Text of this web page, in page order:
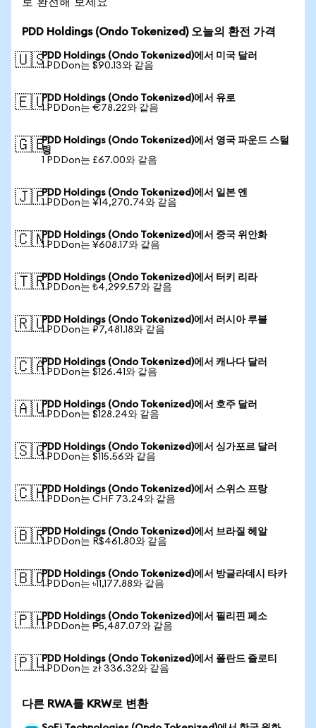
PDD Holdings (Ondo Tokenized) 오늘의 환전 가격
🇺🇸PDD Holdings (Ondo Tokenized)에서 미국 달러
1 PDDon는 $90.13와 같음
🇪🇺PDD Holdings (Ondo Tokenized)에서 유로
1 PDDon는 €78.22와 같음
🇬🇧PDD Holdings (Ondo Tokenized)에서 영국 파운드 스털
링
1 PDDon는 £67.00와 같음
🇯🇵PDD Holdings (Ondo Tokenized)에서 일본 엔
1 PDDon는 ¥14,270.74와 같음
🇨🇳PDD Holdings (Ondo Tokenized)에서 중국 위안화
1 PDDon는 ¥608.17와 같음
🇹🇷PDD Holdings (Ondo Tokenized)에서 터키 리라
1 PDDon는 ₺4,299.57와 같음
🇷🇺PDD Holdings (Ondo Tokenized)에서 러시아 루블
1 PDDon는 ₽7,481.18와 같음
🇨🇦PDD Holdings (Ondo Tokenized)에서 캐나다 달러
1 PDDon는 $126.41와 같음
🇦🇺PDD Holdings (Ondo Tokenized)에서 호주 달러
1 PDDon는 $128.24와 같음
🇸🇬PDD Holdings (Ondo Tokenized)에서 싱가포르 달러
1 PDDon는 $115.56와 같음
🇨🇭PDD Holdings (Ondo Tokenized)에서 스위스 프랑
1 PDDon는 CHF 73.24와 같음
🇧🇷PDD Holdings (Ondo Tokenized)에서 브라질 헤알
1 PDDon는 R$461.80와 같음
🇧🇩PDD Holdings (Ondo Tokenized)에서 방글라데시 타카
1 PDDon는 ৳11,177.88와 같음
🇵🇭PDD Holdings (Ondo Tokenized)에서 필리핀 페소
1 PDDon는 ₱5,487.07와 같음
🇵🇱PDD Holdings (Ondo Tokenized)에서 폴란드 즐로티
1 PDDon는 zł 336.32와 같음
다른 RWA를 KRW로 변환